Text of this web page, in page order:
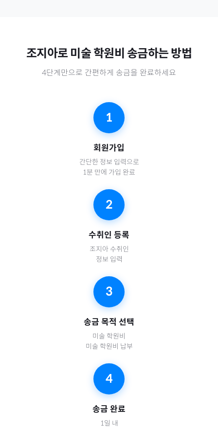
조지아로 미술 학원비 송금하는 방법
4단계만으로 간편하게 송금을 완료하세요
1
회원가입
간단한 정보 입력으로
1분 만에 가입 완료
2
수취인 등록
조지아수취인
정보 입력
3
송금 목적 선택
미술 학원비
미술 학원비 납부
4
송금 완료
1일 내